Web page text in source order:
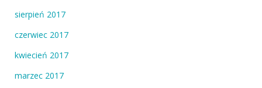
sierpień 2017
czerwiec 2017
kwiecień 2017
marzec 2017